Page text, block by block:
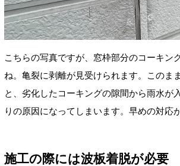
こちらの写真ですが、窓枠部分のコーキン
ね。亀裂に剥離が見受けられます。このま
と、劣化したコーキングの隙間から雨水が
りの原因になってしまいます。早めの対応
施工の際には波板着脱が必要